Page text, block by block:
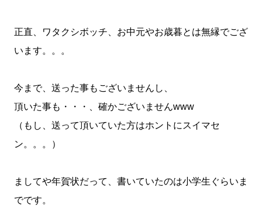
正直、ワタクシボッチ、お中元やお歳暮とは無縁でござ
います。。。
今まで、送った事もございませんし、
頂いた事も・・・、確かございませんwww
（もし、送って頂いていた方はホントにスイマセ
ン。。。）
ましてや年賀状だって、書いていたのは小学生ぐらいま
でです。